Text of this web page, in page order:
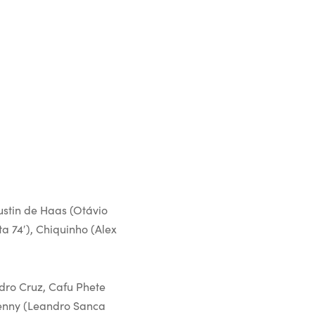
de Haas (Otávio
74′), Chiquinho (Alex
Cruz, Cafu Phete
(Leandro Sanca